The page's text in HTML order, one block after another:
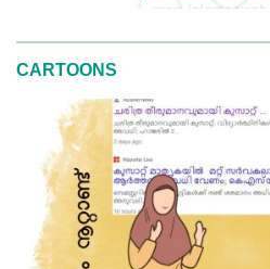
CARTOONS